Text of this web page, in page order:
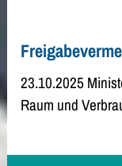
23.10.2025
Raum und